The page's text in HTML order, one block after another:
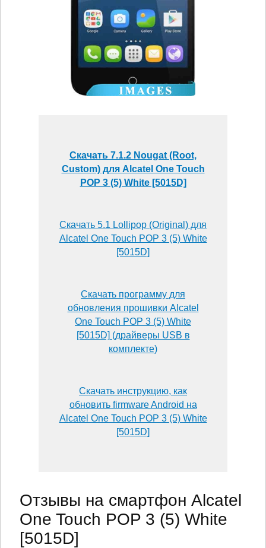
Скачать 7.1.2 Nougat (Root,
Custom) для Alcatel One Touch
POP 3 (5) White [5015D]
Скачать 5.1 Lollipop (Original) для
Alcatel One Touch POP 3 (5) White
[5015D]
Скачать программу для
обновления прошивки Alcatel
One Touch POP 3 (5) White
[5015D] (драйверы USB в
комплекте)
Скачать инструкцию, как
обновить firmware Android на
Alcatel One Touch POP 3 (5) White
[5015D]
Отзывы на смартфон Alcatel
One Touch POP 3 (5) White
[5015D]